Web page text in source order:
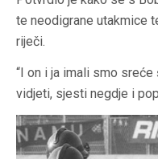
te neodigrane utakmice
riječi.
“I on i ja imali smo
vidjeti, sjesti negdje i